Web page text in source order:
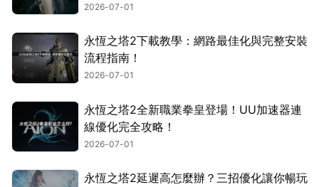
2026-07-01
永恆之塔2下載教學：網路最佳化與完整安裝
流程指南！
2026-07-01
永恆之塔2全新職業拳皇登場！UU加速器連
線優化完全攻略！
2026-07-01
永恆之塔2延遲高怎麼辦？三招優化讓你暢玩